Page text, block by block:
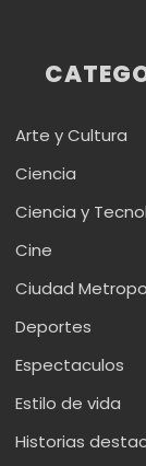
Arte y Cultura
Ciencia
Ciencia y
Cine
Ciudad
Deportes
Espectaculos
Estilo de vida
Historias